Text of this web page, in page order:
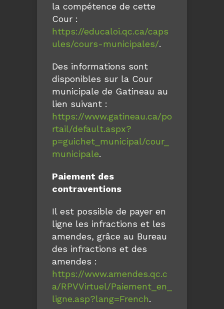
la compétence de cette
Cour :
https://educaloi.qc.ca/caps
ules/cours-municipales/.
Des informations sont
disponibles sur la Cour
municipale de Gatineau au
lien suivant :
https://www.gatineau.ca/po
rtail/default.aspx?
p=guichet_municipal/cour_
municipale.
Paiement des
contraventions
Il est possible de payer en
ligne les infractions et les
amendes, grâce au Bureau
des infractions et des
amendes :
https://www.amendes.qc.c
a/RPVVirtuel/Paiement_en_
ligne.asp?lang=French.